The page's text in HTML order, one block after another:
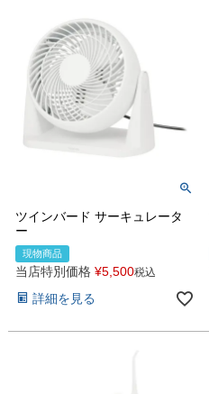
ツインバード サーキュレータ
ー
現物商品
当店特別価格 ¥5,500税込
詳細を見る